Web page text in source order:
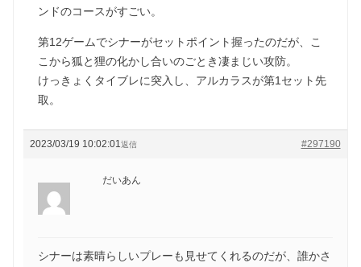
ンドのコースがすごい。
第12ゲームでシナーがセットポイント握ったのだが、こ
こから狐と狸の化かし合いのごとき凄まじい攻防。
けっきょくタイブレに突入し、アルカラスが第1セット先
取。
2023/03/19 10:02:01 #297190
返信
だいあん
シナーは素晴らしいプレーも見せてくれるのだが、誰かさ